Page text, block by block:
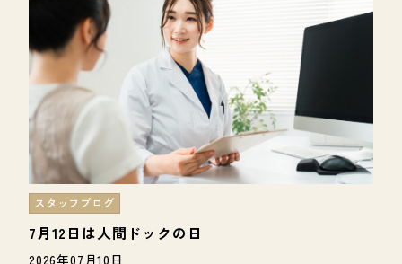
7月12日は人間ドックの日
スタッフブログ
2026年07月10日